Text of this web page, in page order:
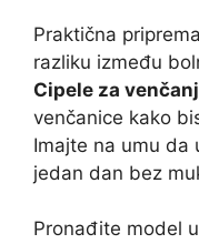
Praktična
razliku između
Cipele za
venčanice kako
Imajte na umu da
jedan dan bez
Pronađite model